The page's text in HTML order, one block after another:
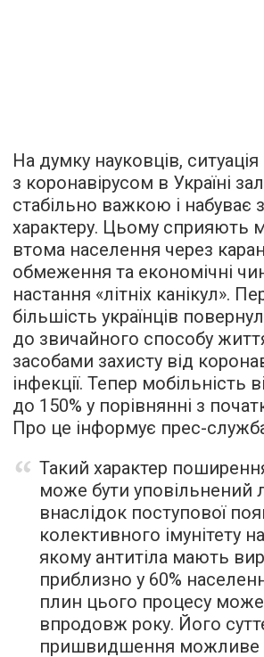
На думку науковців, ситуація
з коронавірусом в Україні
стабільно важкою і набуває
характеру. Цьому сприяють
втома населення через
обмеження та економічні
настання «літніх канікул».
більшість українців
до звичайного способу
засобами захисту від
інфекції. Тепер мобільність
до 150% у порівнянні з
Про це інформує прес-
Такий характер
може бути уповільнений
внаслідок поступової
колективного імунітету
якому антитіла мають
приблизно у 60%
плин цього процесу може
впродовж року. Його
пришвидшення